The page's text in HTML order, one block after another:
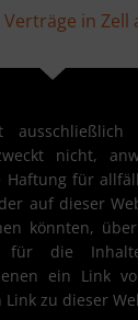
in Zell
ausschließlich
nicht,
Haftung für
auf dieser
könnten,
die
ein Link
zu dieser